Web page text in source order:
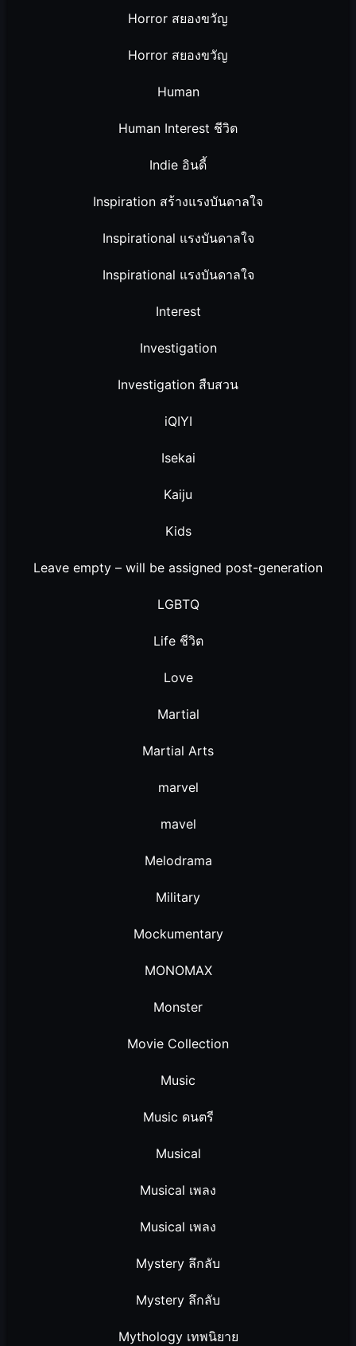
Horror สยองขวัญ
Horror สยองขวัญ
Human
Human Interest ชีวิต
Indie อินดี้
Inspiration สร้างแรงบันดาลใจ
Inspirational แรงบันดาลใจ
Inspirational แรงบันดาลใจ
Interest
Investigation
Investigation สืบสวน
iQIYI
Isekai
Kaiju
Kids
Leave empty – will be assigned post-generation
LGBTQ
Life ชีวิต
Love
Martial
Martial Arts
marvel
mavel
Melodrama
Military
Mockumentary
MONOMAX
Monster
Movie Collection
Music
Music ดนตรี
Musical
Musical เพลง
Musical เพลง
Mystery ลึกลับ
Mystery ลึกลับ
Mythology เทพนิยาย